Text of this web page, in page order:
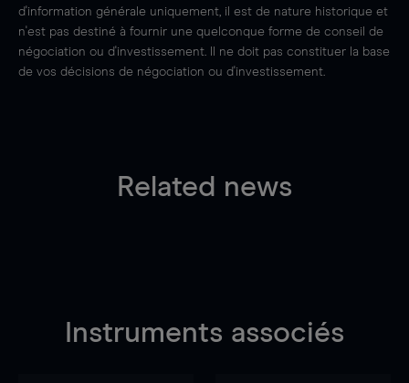
d'information générale uniquement, il est de nature historique et
n'est pas destiné à fournir une quelconque forme de conseil de
négociation ou d'investissement. Il ne doit pas constituer la base
de vos décisions de négociation ou d'investissement.
Related news
Instruments associés